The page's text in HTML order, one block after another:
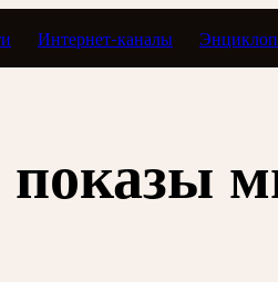
Интернет-каналы